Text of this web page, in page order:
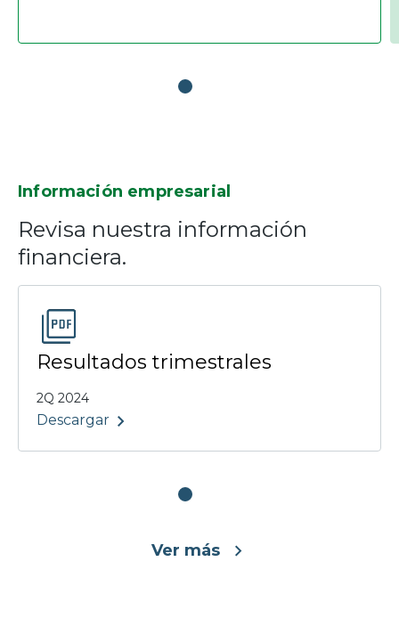
Información empresarial
Revisa nuestra información
financiera.
Resultados trimestrales
2Q 2024
Descargar
Ver más